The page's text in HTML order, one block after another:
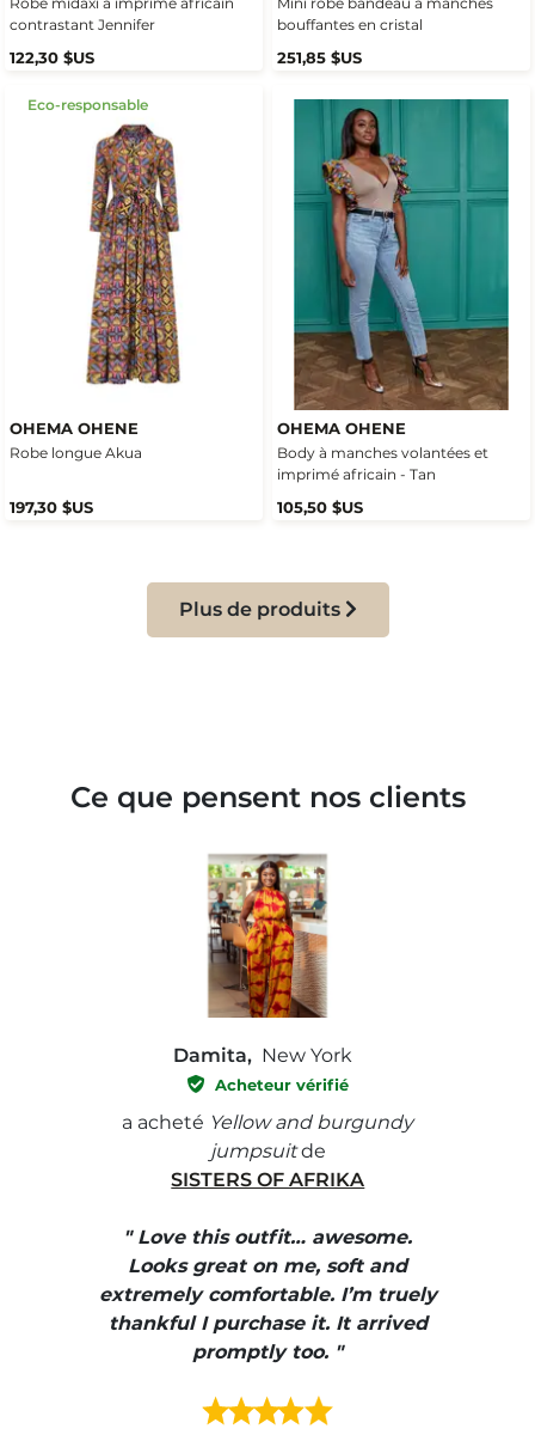
contrastant Jennifer
122,30 $US
bouffantes en cristal
251,85 $US
Eco-responsable
OHEMA OHENE
Robe longue Akua
197,30 $US
OHEMA OHENE
Body à manches volantées et
imprimé africain - Tan
105,50 $US
Plus de produits
Ce que pensent nos clients
Damita, New York
Acheteur vérifié
a acheté Yellow and burgundy
jumpsuitde
SISTERS OF AFRIKA
" Love this outfit… awesome.
Looks great on me, soft and
extremely comfortable. I’m truely
thankful I purchase it. It arrived
promptly too. "